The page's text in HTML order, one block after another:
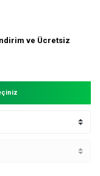
ve Ücretsiz